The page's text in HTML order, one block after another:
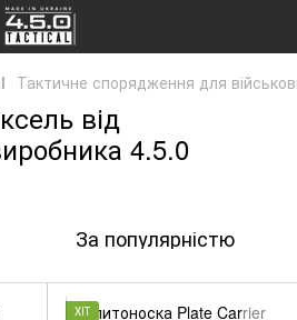
Тактичне спорядження для
від
4.5.0
За популярністю
ХІТ